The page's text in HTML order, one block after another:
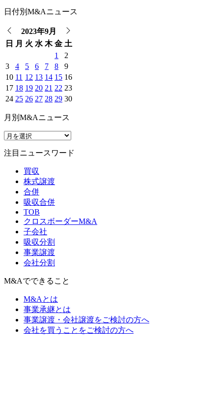
日付別M&Aニュース
2023年9月
日
月 火 水 木 金 土
1
2
3
4 5 6 7 8
9
10 11 12 13 14 15 16
17 18 19 20 21 22 23
24 25 26 27 28 29 30
月別M&Aニュース
注目ニュースワード
買収
株式譲渡
合併
吸収合併
TOB
クロスボーダーM&A
子会社
吸収分割
事業譲渡
会社分割
M&Aでできること
M&Aとは
事業承継とは
事業譲渡・会社譲渡をご検討の方へ
会社を買うことをご検討の方へ